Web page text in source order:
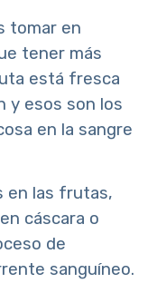
tomar en
tener más
está fresca
y esos son los
en la sangre
en las frutas,
cáscara o
de
sanguíneo.